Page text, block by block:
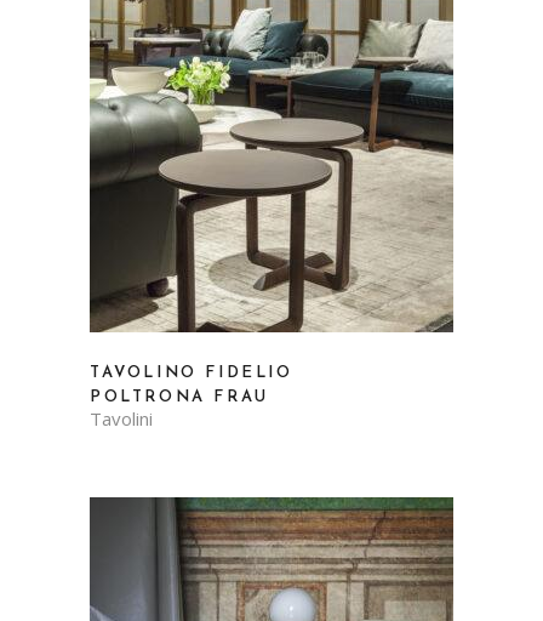
TAVOLINO FIDELIO
POLTRONA FRAU
Tavolini